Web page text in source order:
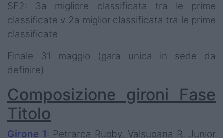
SF2: 3a migliore classificata tra le prime
classificate v 2a miglior classificata tra le prime
classificate
Finale 31 maggio (gara unica in sede da
definire)
Composizione gironi Fase
Titolo
Girone 1: Petrarca Rugby, Valsugana R. Junior